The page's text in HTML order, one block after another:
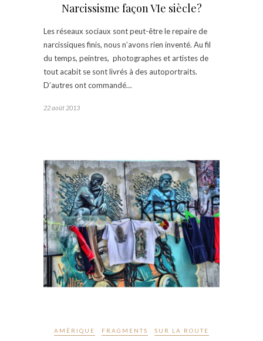
Narcissisme façon VIe siècle?
Les réseaux sociaux sont peut-être le repaire de
narcissiques finis, nous n’avons rien inventé. Au fil
du temps, peintres, photographes et artistes de
tout acabit se sont livrés à des autoportraits.
D’autres ont commandé…
22 août 2013
AMÉRIQUE FRAGMENTS SUR LA ROUTE